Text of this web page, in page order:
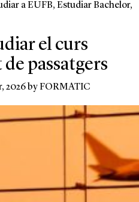
a EUFB, Estudiar Bachelor,
el curs
passatgers
2026 byFORMATIC